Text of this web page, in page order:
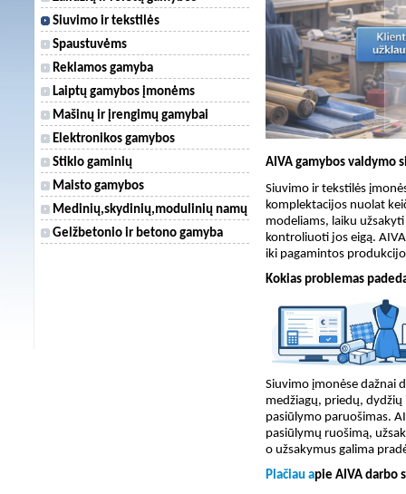
Siuvimo ir tekstilės
Spaustuvėms
Reklamos gamyba
Laiptų gamybos įmonėms
Mašinų ir įrengimų gamybai
Elektronikos gamybos
Stiklo gaminių
Maisto gamybos
Medinių,skydinių,modulinių namų
Gelžbetonio ir betono gamyba
AIVA gamybos valdymo
Siuvimo ir tekstilės
komplektacijos nuolat
modeliams, laiku
kontroliuoti jos eigą.
iki pagamintos
Kokias problemas
Siuvimo įmonėse dažnai
medžiagų, priedų,
pasiūlymo paruošimas.
pasiūlymų ruošimą,
o užsakymus galima
Plačiau apie AIVA darbo